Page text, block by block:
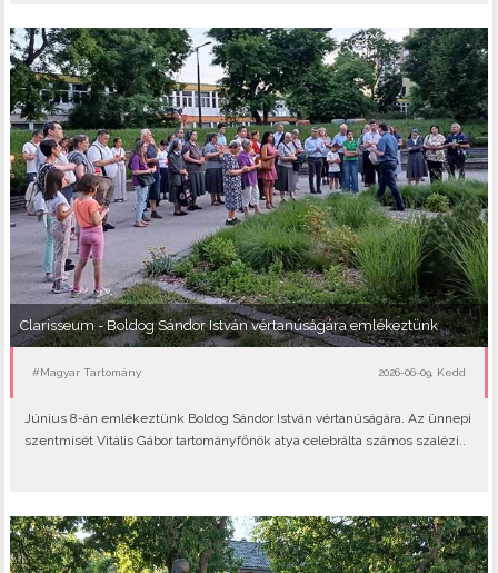
Clarisseum - Boldog Sándor István vértanúságára emlékeztünk
#Magyar Tartomány 2026-06-09, Kedd
Június 8-án emlékeztünk Boldog Sándor István vértanúságára. Az ünnepi
szentmisét Vitális Gábor tartományfőnök atya celebrálta számos szalézi..